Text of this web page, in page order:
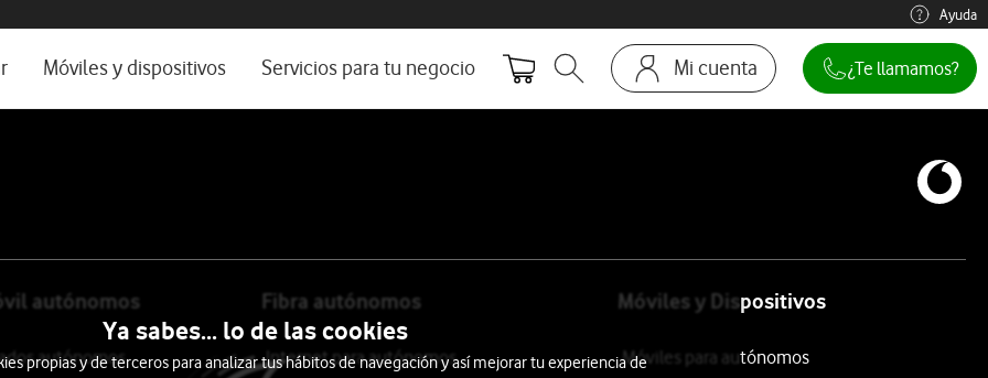
ayuda e idioma Ayuda
Móviles y dispositivos Servicios para tu negocio
Abrir buscador. Abre en ventana modal
Mi cuenta
Ir a la pagina acceso clientes
¿Te llamamos?
autónomos
autónomos
Fibra autónomos
Internet para autónomos
Móviles y Dispositivos
Móviles para autónomos
Ya sabes... lo de las cookies
propias y de terceros para analizar tus hábitos de navegación y así mejorar tu experiencia de